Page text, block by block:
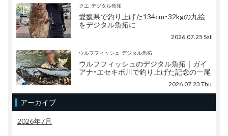
クエ デジタル魚拓
愛媛県で釣り上げた134cm・32kgの九絵
をデジタル魚拓に
2026.07.25 Sat
ウルフフィッシュ デジタル魚拓
ウルフフィッシュのデジタル魚拓｜ガイ
アナ・エセキボ川で釣り上げた記念の一尾
2026.07.23 Thu
アーカイブ
2026年7月